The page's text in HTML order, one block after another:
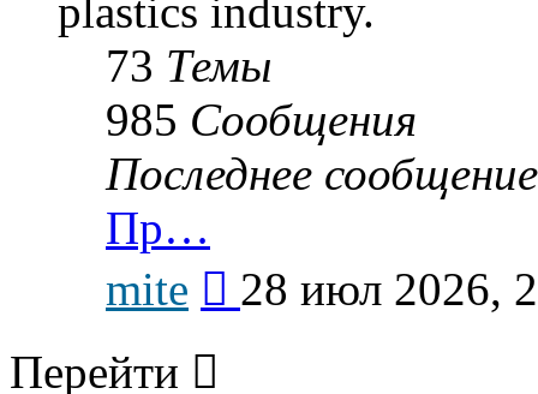
plastics industry.
73 Темы
985 Сообщения
Последнее сообщение
Пр…
mite
последнему
28 июл 2026,
Перейти